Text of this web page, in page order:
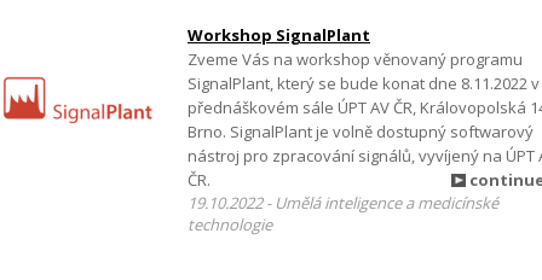
Workshop SignalPlant
Zveme Vás na workshop věnovaný programu
SignalPlant, který se bude konat dne 8.11.2022 v
přednáškovém sále ÚPT AV ČR, Královopolská
Brno. SignalPlant je volně dostupný softwarový
nástroj pro zpracování signálů, vyvíjený na ÚPT
ČR.
19.10.2022 - Umělá inteligence a medicínské
technologie